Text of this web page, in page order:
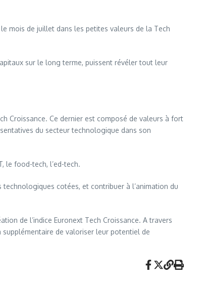
mois de juillet dans les petites valeurs de la Tech
sur le long terme, puissent révéler tout leur
Croissance. Ce dernier est composé de valeurs à fort
du secteur technologique dans son
le food-tech, l’ed-tech.
cotées, et contribuer à l’animation du
de l’indice Euronext Tech Croissance. A travers
de valoriser leur potentiel de